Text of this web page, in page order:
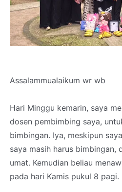
Assalammualaikum wr wb
Hari Minggu kemarin, saya
dosen pembimbing saya,
bimbingan. Iya, meskipun
saya masih harus bimbingan,
umat. Kemudian beliau
pada hari Kamis pukul 8 pagi.